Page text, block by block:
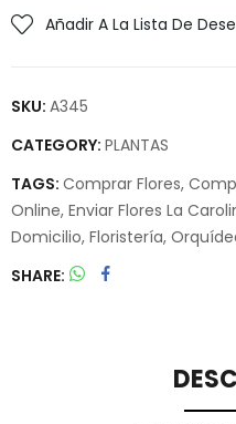
Añadir A La Lista De
SKU: A345
CATEGORY: PLANTAS
TAGS: Comprar Flores,
Online, Enviar Flores La
Domicilio, Floristería,
SHARE